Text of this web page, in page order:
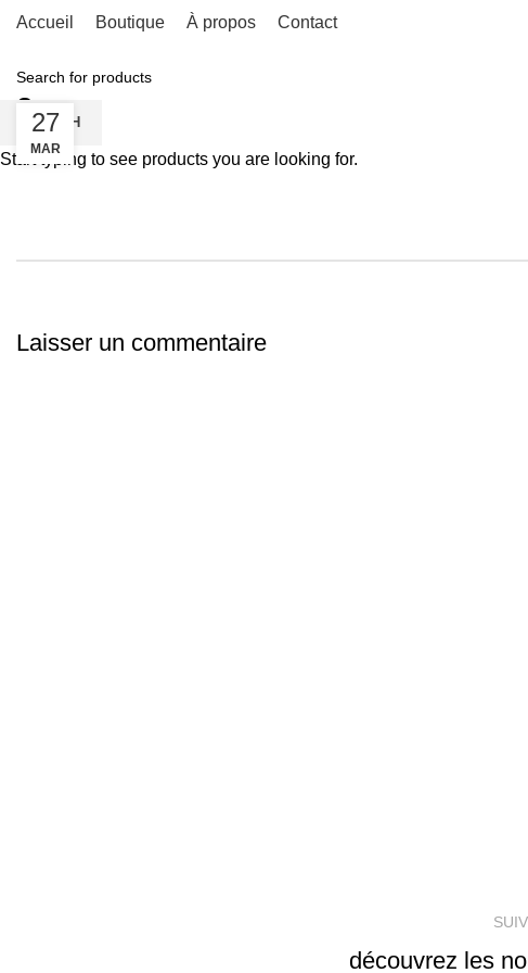
Accueil Boutique À propos Contact
327
MAR
Laisser un commentaire
découvrez les
SEARCH
Start typing to see products you are looking for.